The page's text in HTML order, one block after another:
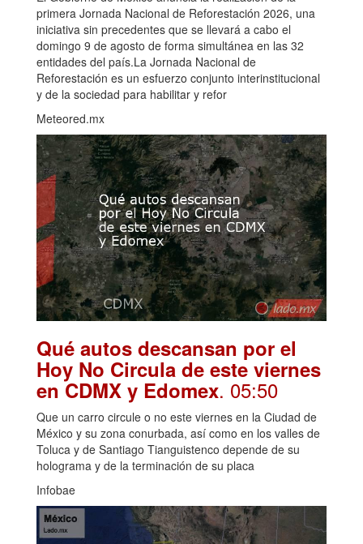
primera Jornada Nacional de Reforestación 2026, una
iniciativa sin precedentes que se llevará a cabo el
domingo 9 de agosto de forma simultánea en las 32
entidades del país.La Jornada Nacional de
Reforestación es un esfuerzo conjunto interinstitucional
y de la sociedad para habilitar y refor
Meteored.mx
Qué autos descansan por el
Hoy No Circula de este viernes
en CDMX y Edomex. 05:50
Que un carro circule o no este viernes en la Ciudad de
México y su zona conurbada, así como en los valles de
Toluca y de Santiago Tianguistenco depende de su
holograma y de la terminación de su placa
Infobae